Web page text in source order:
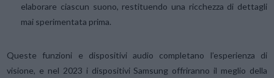
elaborare ciascun suono, restituendo una ricchezza di dettagli
mai sperimentata prima.
Queste funzioni e dispositivi audio completano l’esperienza di
visione, e nel 2023 i dispositivi Samsung offriranno il meglio della